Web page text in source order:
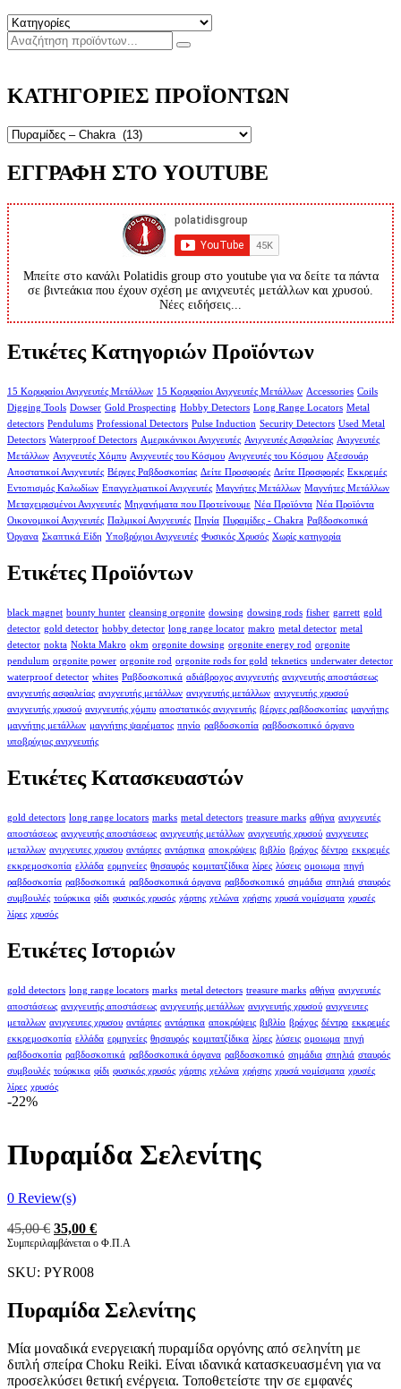
ΚΑΤΗΓΟΡΙΕΣ ΠΡΟΪΟΝΤΩΝ
ΕΓΓΡΑΦΗ ΣΤΟ YOUTUBE
Μπείτε στο κανάλι Polatidis group στο youtube για να δείτε τα πάντα
σε βιντεάκια που έχουν σχέση με ανιχνευτές μετάλλων και χρυσού.
Νέες ειδήσεις...
Ετικέτες Κατηγοριών Προϊόντων
15 Κορυφαίοι Ανιχνευτές Μετάλλων 15 Κορυφαίοι Ανιχνευτές Μετάλλων Accessories Coils
Digging Tools Dowser Gold Prospecting Hobby Detectors Long Range Locators Metal
detectors Pendulums Professional Detectors Pulse Induction Security Detectors Used Metal
Detectors Waterproof Detectors Αμερικάνικοι Ανιχνευτές Ανιχνευτές Ασφαλείας Ανιχνευτές
Μετάλλων Ανιχνευτές Χόμπυ Ανιχνευτές του Κόσμου Ανιχνευτές του Κόσμου Αξεσουάρ
Αποστατικοί Ανιχνευτές Βέργες Ραβδοσκοπίας Δείτε Προσφορές Δείτε Προσφορές Εκκρεμές
Εντοπισμός Καλωδίων Επαγγελματικοί Ανιχνευτές Μαγνήτες Μετάλλων Μαγνήτες Μετάλλων
Μεταχειρισμένοι Ανιχνευτές Μηχανήματα που Προτείνουμε Νέα Προϊόντα Νέα Προϊόντα
Οικονομικοί Ανιχνευτές Παλμικοί Ανιχνευτές Πηνία Πυραμίδες - Chakra Ραβδοσκοπικά
Όργανα Σκαπτικά Είδη Υποβρύχιοι Ανιχνευτές Φυσικός Χρυσός Χωρίς κατηγορία
Ετικέτες Προϊόντων
black magnet bounty hunter cleansing orgonite dowsing dowsing rods fisher garrett gold
detector gold detector hobby detector long range locator makro metal detector metal
detector nokta Nokta Makro okm orgonite dowsing orgonite energy rod orgonite
pendulum orgonite power orgonite rod orgonite rods for gold teknetics underwater detector
waterproof detector whites Ραβδοσκοπικά αδιάβροχος ανιχνευτής ανιχνευτής αποστάσεως
ανιχνευτής ασφαλείας ανιχνευτής μετάλλων ανιχνευτής μετάλλων ανιχνευτής χρυσού
ανιχνευτής χρυσού ανιχνευτής χόμπυ αποστατικός ανιχνευτής βέργες ραβδοσκοπίας μαγνήτης
μαγνήτης μετάλλων μαγνήτης ψαρέματος πηνίο ραβδοσκοπία ραβδοσκοπικό όργανο
υποβρύχιος ανιχνευτής
Ετικέτες Κατασκευαστών
gold detectors long range locators marks metal detectors treasure marks αθήνα ανιχνευτές
αποστάσεως ανιχνευτής αποστάσεως ανιχνευτής μετάλλων ανιχνευτής χρυσού ανιχνευτες
μεταλλων ανιχνευτες χρυσου αντάρτες αντάρτικα αποκρύψεις βιβλίο βράχος δέντρο εκκρεμές
εκκρεμοσκοπία ελλάδα ερμηνείες θησαυρός κομιτατζίδικα λίρες λύσεις ομοιωμα πηγή
ραβδοσκοπία ραβδοσκοπικά ραβδοσκοπικά όργανα ραβδοσκοπικό σημάδια σπηλιά σταυρός
συμβουλές τούρκικα φίδι φυσικός χρυσός χάρτης χελώνα χρήσης χρυσά νομίσματα χρυσές
λίρες χρυσός
Ετικέτες Ιστοριών
gold detectors long range locators marks metal detectors treasure marks αθήνα ανιχνευτές
αποστάσεως ανιχνευτής αποστάσεως ανιχνευτής μετάλλων ανιχνευτής χρυσού ανιχνευτες
μεταλλων ανιχνευτες χρυσου αντάρτες αντάρτικα αποκρύψεις βιβλίο βράχος δέντρο εκκρεμές
εκκρεμοσκοπία ελλάδα ερμηνείες θησαυρός κομιτατζίδικα λίρες λύσεις ομοιωμα πηγή
ραβδοσκοπία ραβδοσκοπικά ραβδοσκοπικά όργανα ραβδοσκοπικό σημάδια σπηλιά σταυρός
συμβουλές τούρκικα φίδι φυσικός χρυσός χάρτης χελώνα χρήσης χρυσά νομίσματα χρυσές
λίρες χρυσός
-22%
Πυραμίδα Σελενίτης
0 Review(s)
45,00€ Original
price
45,00 €.
35,00 €Η
τρέχουσα
Συμπεριλαμβάνεται ο Φ.Π.Α
SKU: PYR008
Πυραμίδα Σελενίτης
Μία μοναδικά ενεργειακή πυραμίδα οργόνης από σεληνίτη με
διπλή σπείρα Choku Reiki. Είναι ιδανικά κατασκευασμένη για να
προσελκύσει θετική ενέργεια. Τοποθετείστε την σε εμφανές